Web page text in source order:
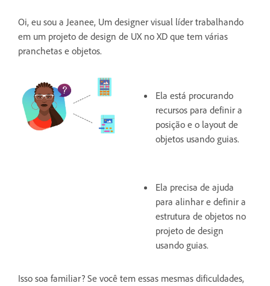
Oi, eu sou a Jeanee, Um designer visual líder trabalhando
em um projeto de design de UX no XD que tem várias
pranchetas e objetos.
Ela está procurando
recursos para definir a
posição e o layout de
objetos usando guias.
Ela precisa de ajuda
para alinhar e definir a
estrutura de objetos no
projeto de design
usando guias.
Isso soa familiar? Se você tem essas mesmas dificuldades,